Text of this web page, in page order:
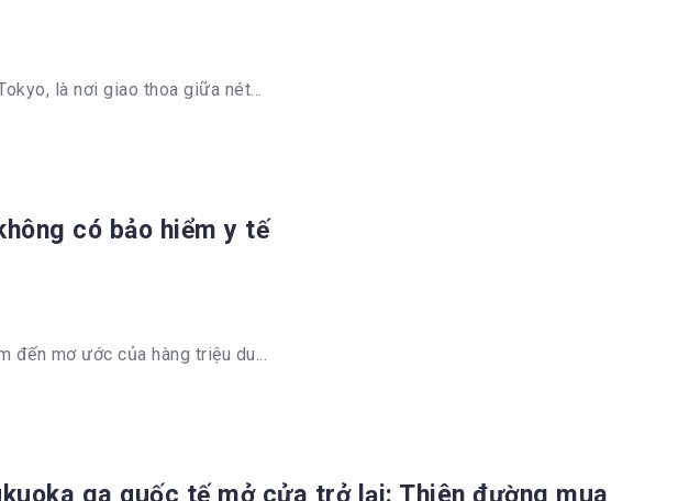
là nơi giao thoa giữa nét...
có bảo hiểm y tế
đến mơ ước của hàng triệu du...